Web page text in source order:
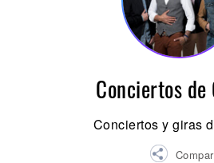
Conciertos de
Conciertos y giras